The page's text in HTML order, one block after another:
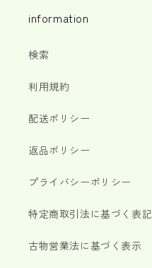
information
検索
利用規約
配送ポリシー
返品ポリシー
プライバシーポリシー
特定商取引法に基づく表記
古物営業法に基づく表示